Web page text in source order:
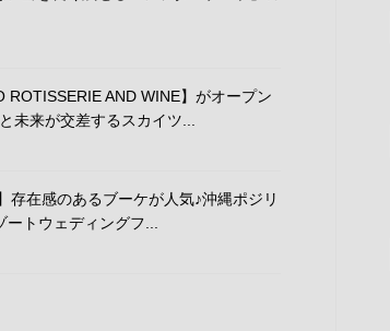
ROTISSERIE AND WINE】がオープン
未来が交差するスカイツ...
存在感のあるブーケが人気♪沖縄ポジリ
トウェディングフ...